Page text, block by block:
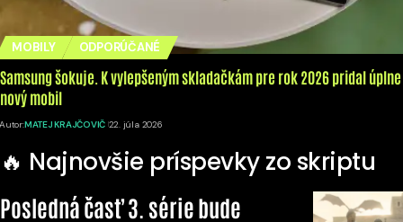
MOBILY ODPORÚČANÉ
Samsung šokuje. K vylepšeným skladačkám pre rok 2026 pridal úplne
nový mobil
Autor:MATEJ KRAJČOVIČ 22. júla 2026
🔥 Najnovšie príspevky zo skriptu
Posledná časť 3. série bude